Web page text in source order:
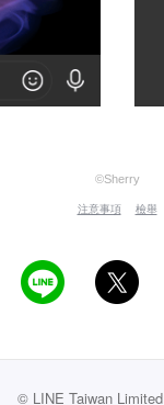
©Sherry
注意事項 檢舉
© LINE Taiwan Limited